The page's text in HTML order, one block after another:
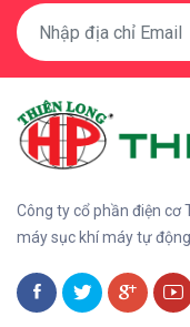
Công ty cổ phần điện cơ
máy sục khí máy tự